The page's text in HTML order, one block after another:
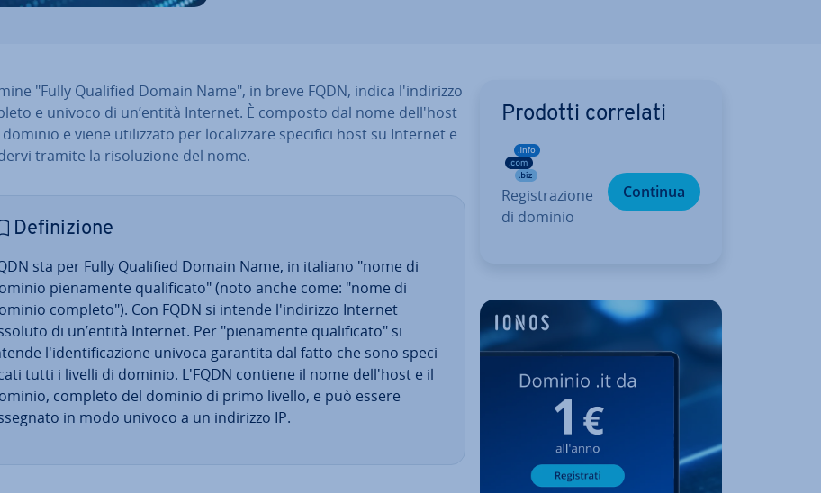
"Fully Qualified Domain Name", in breve FQDN, indica l'in­di­riz­zo
e univoco di un’entità Internet. È composto dal nome dell'host
dominio e viene uti­liz­za­to per lo­ca­liz­za­re specifici host su Internet e
tramite la ri­so­lu­zio­ne del nome.
De­fi­ni­zio­ne
sta per Fully Qualified Domain Name, in italiano "nome di
pie­na­men­te qua­li­fi­ca­to" (noto anche come: "nome di
completo"). Con FQDN si intende l'in­di­riz­zo Internet
di un’entità Internet. Per "pie­na­men­te qua­li­fi­ca­to" si
l'i­den­ti­fi­ca­zio­ne univoca garantita dal fatto che sono spe­ci­
tutti i livelli di dominio. L'FQDN contiene il nome dell'host e il
completo del dominio di primo livello, e può essere
in modo univoco a un indirizzo IP.
Prodotti correlati
Re­gi­stra­zio­ne
di dominio
Continua